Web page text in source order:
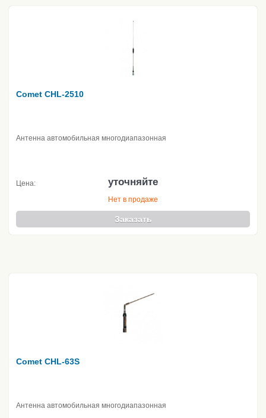
Comet CHL-2510
Антенна автомобильная многодиапазонная
Цена: уточняйте
Нет в продаже
Заказать
Comet CHL-63S
Антенна автомобильная многодиапазонная